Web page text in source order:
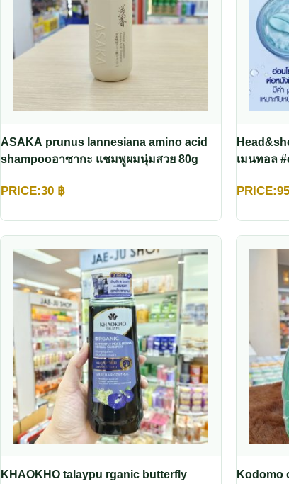
ASAKA prunus lannesiana amino acid
shampooอาซากะ แชมพูผมนุ่มสวย 80g
PRICE:30 ฿
เมนทอล
PRICE:95
KHAOKHO talaypu rganic butterfly
Kodomo